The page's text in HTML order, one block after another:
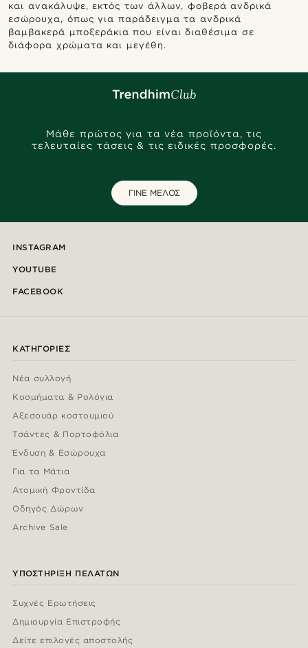
και ανακάλυψε, εκτός των άλλων, φοβερά ανδρικά
εσώρουχα, όπως για παράδειγμα τα ανδρικά
βαμβακερά μποξεράκια που είναι διαθέσιμα σε
διάφορα χρώματα και μεγέθη.
Μάθε πρώτος για τα νέα προϊόντα, τις
τελευταίες τάσεις & τις ειδικές προσφορές.
ΓΙΝΕ ΜΕΛΟΣ
INSTAGRAM
YOUTUBE
FACEBOOK
ΚΑΤΗΓΟΡΊΕΣ
Νέα συλλογή
Κοσμήματα & Ρολόγια
Αξεσουάρ κοστουμιού
Τσάντες & Πορτοφόλια
Ένδυση & Εσώρουχα
Για τα Μάτια
Ατομική Φροντίδα
Οδηγός Δώρων
Archive Sale
ΥΠΟΣΤΉΡΙΞΗ ΠΕΛΑΤΏΝ
Συχνές Ερωτήσεις
Δημιουργία Επιστροφής
Δείτε επιλογές αποστολής